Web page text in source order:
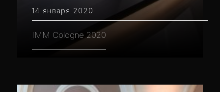
14 января 2020
IMM Cologne 2020